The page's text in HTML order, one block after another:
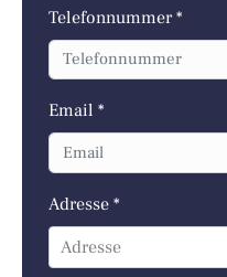
Telefonnummer *
Email *
Adresse *
Adresse